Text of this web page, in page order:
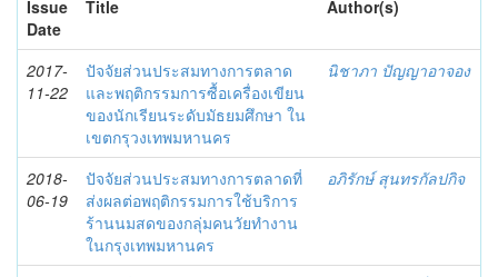
Issue
Date
Title Author(s)
2017-
11-22
ปัจจัยส่วนประสมทางการตลาด
และพฤติกรรมการซื้อเครื่องเขียน
ของนักเรียนระดับมัธยมศึกษา ใน
เขตกรุวงเทพมหานคร
นิชาภา ปัญญาอาจอง
2018-
06-19
ปัจจัยส่วนประสมทางการตลาดที่
ส่งผลต่อพฤติกรรมการใช้บริการ
ร้านนมสดของกลุ่มคนวัยทำงาน
ในกรุงเทพมหานคร
อภิรักษ์ สุนทรกัลปกิจ